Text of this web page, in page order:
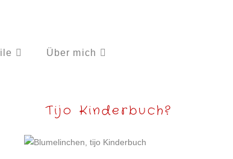
Über mich
Tijo Kinderbuch?